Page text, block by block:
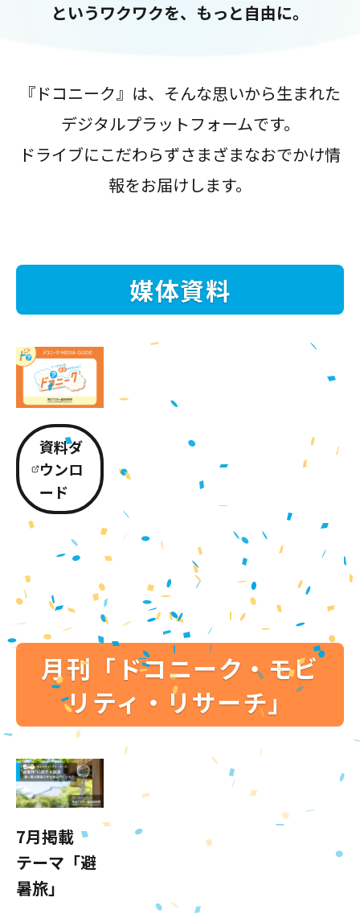
というワクワクを、もっと自由に。
『ドコニーク』は、そんな思いから生まれた
デジタルプラットフォームです。
ドライブにこだわらずさまざまなおでかけ情
報をお届けします。
媒体資料
資料ダ
ウンロ
ード
月刊「ドコニーク・モビ
リティ・リサーチ」
7月掲載
テーマ「避
暑旅」